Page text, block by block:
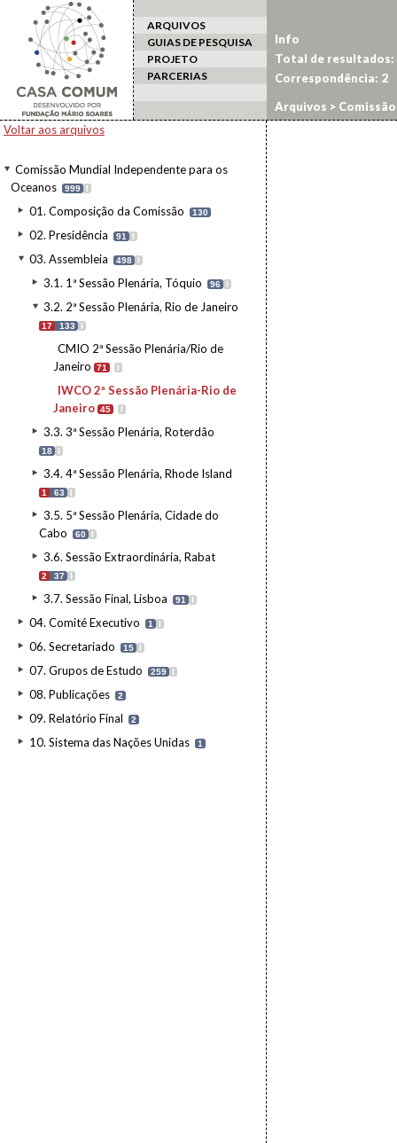
ARQUIVOS
GUIAS DE PESQUISA
PROJETO
PARCERIAS
Voltar aos arquivos
Comissão Mundial Independente para os
Oceanos
999 I
01. Composição da Comissão 130
02. Presidência 91 I
03. Assembleia 498 I
3.1. 1ª Sessão Plenária, Tóquio 96 I
3.2. 2ª Sessão Plenária, Rio de Janeiro
17 133 I
CMIO 2ª Sessão Plenária/Rio de
Janeiro
71 I
IWCO 2ª Sessão Plenária-Rio de
Janeiro 45 I
3.3. 3ª Sessão Plenária, Roterdão
18 I
3.4. 4ª Sessão Plenária, Rhode Island
1 63 I
3.5. 5ª Sessão Plenária, Cidade do
Cabo
60 I
3.6. Sessão Extraordinária, Rabat
2 37 I
3.7. Sessão Final, Lisboa 91 I
04. Comité Executivo 1 I
06. Secretariado 15 I
07. Grupos de Estudo 259 I
08. Publicações 2
09. Relatório Final 2
10. Sistema das Nações Unidas 1
Info
Total de resultados:
Correspondência: 2
Arquivos >
Rio de Janeiro>